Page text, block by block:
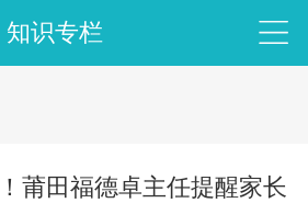
知识专栏
莆田福德卓主任提醒家长